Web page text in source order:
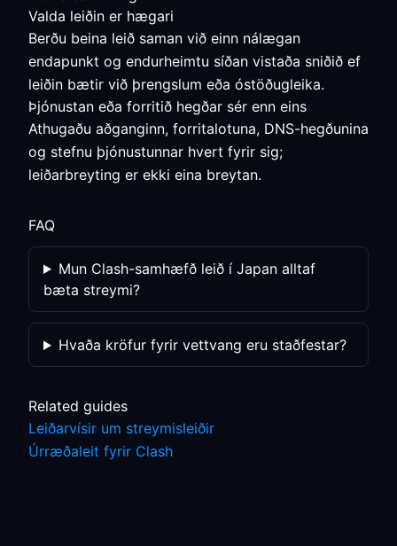
Valda leiðin er hægari
Berðu beina leið saman við einn nálægan
endapunkt og endurheimtu síðan vistaða sniðið ef
leiðin bætir við þrengslum eða óstöðugleika.
Þjónustan eða forritið hegðar sér enn eins
Athugaðu aðganginn, forritalotuna, DNS-hegðunina
og stefnu þjónustunnar hvert fyrir sig;
leiðarbreyting er ekki eina breytan.
FAQ
Mun Clash-samhæfð leið í Japan alltaf
bæta streymi?
Hvaða kröfur fyrir vettvang eru staðfestar?
Related guides
Leiðarvísir um streymisleiðir
Úrræðaleit fyrir Clash